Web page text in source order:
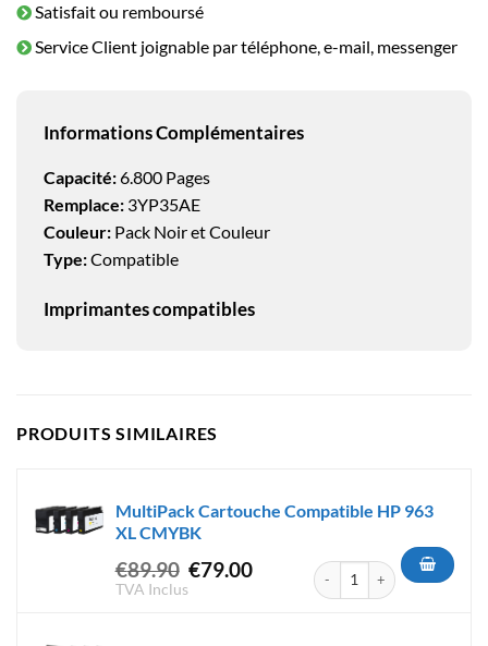
Satisfait ou remboursé
Service Client joignable par téléphone, e-mail, messenger
Informations Complémentaires
Capacité:6.800 Pages
Remplace: 3YP35AE
Couleur: Pack Noir et Couleur
Type:Compatible
Imprimantes compatibles
PRODUITS SIMILAIRES
MultiPack Cartouche Compatible HP 963
XL CMYBK
€89.90 Le
€79.00Le
TVA Inclus
quantité de MultiPack